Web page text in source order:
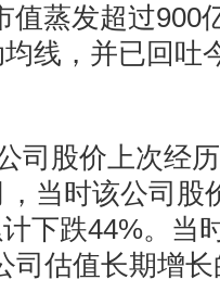
值蒸发超过900
线，并已回吐
司股价上次经
当时该公司股
下跌44%。当
司估值长期增